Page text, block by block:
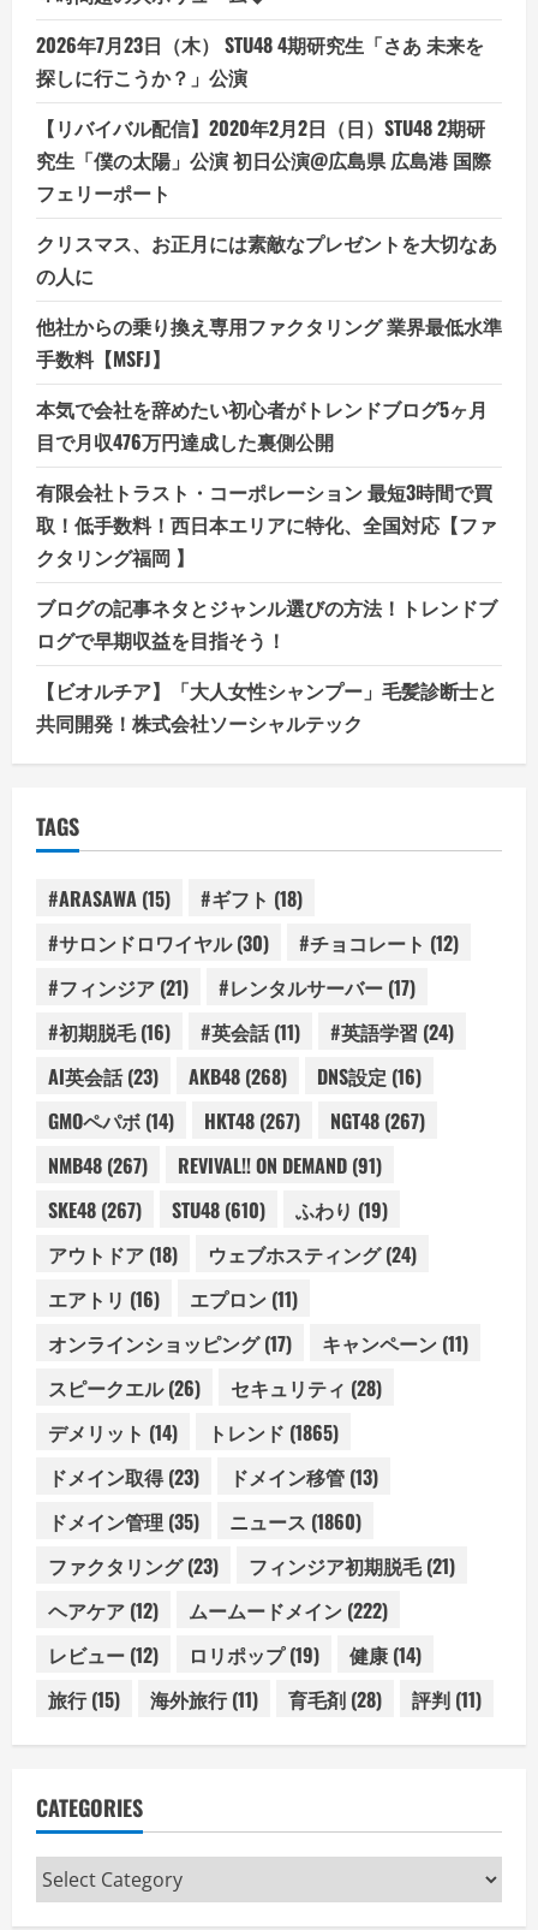
2026年7月23日（木） STU48 4期研究生「さあ 未来を
探しに行こうか？」公演
【リバイバル配信】2020年2月2日（日）STU48 2期研
究生「僕の太陽」公演 初日公演@広島県 広島港 国際
フェリーポート
クリスマス、お正月には素敵なプレゼントを大切なあ
の人に
他社からの乗り換え専用ファクタリング 業界最低水準
手数料【MSFJ】
本気で会社を辞めたい初心者がトレンドブログ5ヶ月
目で月収476万円達成した裏側公開
有限会社トラスト・コーポレーション 最短3時間で買
取！低手数料！西日本エリアに特化、全国対応【ファ
クタリング福岡 】
ブログの記事ネタとジャンル選びの方法！トレンドブ
ログで早期収益を目指そう！
【ビオルチア】「大人女性シャンプー」毛髪診断士と
共同開発！株式会社ソーシャルテック
TAGS
#ARASAWA (15) #ギフト (18)
#サロンドロワイヤル(30) #チョコレート (12)
#フィンジア (21) #レンタルサーバー (17)
#初期脱毛(16) #英会話(11) #英語学習 (24)
AI英会話(23) AKB48 (268) DNS設定 (16)
GMOペパボ (14) HKT48 (267) NGT48 (267)
NMB48 (267) REVIVAL!! ON DEMAND (91)
SKE48 (267) STU48 (610) ふわり (19)
アウトドア (18) ウェブホスティング(24)
エアトリ (16) エプロン (11)
オンラインショッピング(17) キャンペーン (11)
スピークエル(26) セキュリティ (28)
デメリット (14) トレンド (1865)
ドメイン取得(23) ドメイン移管 (13)
ドメイン管理 (35) ニュース (1860)
ファクタリング(23) フィンジア初期脱毛(21)
ヘアケア (12) ムームードメイン (222)
レビュー (12) ロリポップ(19) 健康 (14)
旅行(15) 海外旅行(11) 育毛剤 (28) 評判 (11)
CATEGORIES
Categories